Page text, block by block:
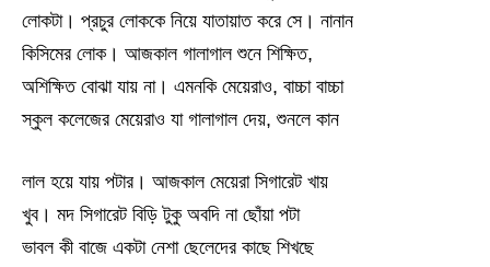
লোকটা। প্রচুর লোককে নিয়ে যাতায়াত করে সে। নানান
কিসিমের লোক। আজকাল গালাগাল শুনে শিক্ষিত,
অশিক্ষিত বোঝা যায় না। এমনকি মেয়েরাও, বাচ্চা বাচ্চা
স্কুল কলেজের মেয়েরাও যা গালাগাল দেয়, শুনলে কান
লাল হয়ে যায় পটার। আজকাল মেয়েরা সিগারেট খায়
খুব। মদ সিগারেট বিড়ি টুকু অবদি না ছোঁয়া পটা
ভাবল কী বাজে একটা নেশা ছেলেদের কাছে শিখছে